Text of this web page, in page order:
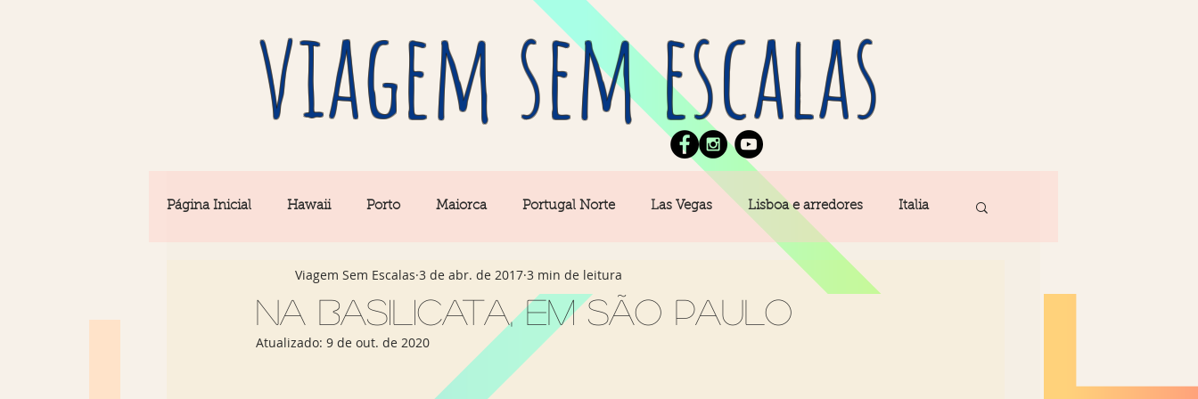
viagem sem escalas
Página Inicial Hawaii Porto Maiorca Portugal Norte Las Vegas Lisboa e arredores Italia
Seul Equipe News Berlim Algarve Fatima
Rio & São Paulo Portugal Central Açores
Na Basilicata, em São Paulo
Viagem Sem Escalas 3 de abr. de 2017 3 min de leitura
Atualizado: 9 de out. de 2020